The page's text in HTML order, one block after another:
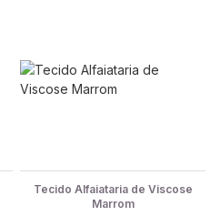
Tecido Alfaiataria de Viscose
Marrom